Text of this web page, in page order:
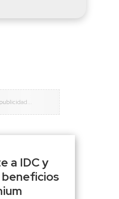
a IDC y